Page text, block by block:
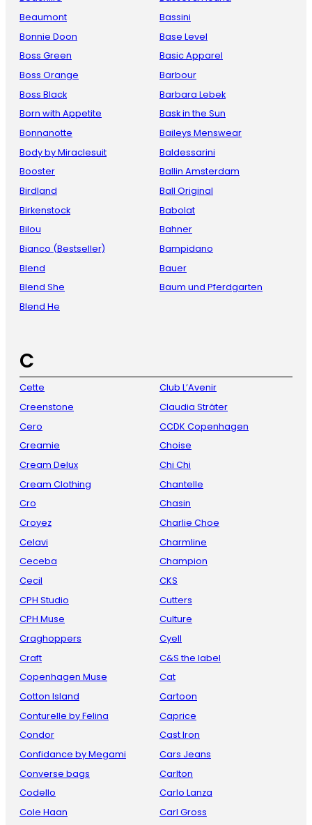
Beaumont
Bonnie Doon
Boss Green
Boss Orange
Boss Black
Born with Appetite
Bonnanotte
Body by Miraclesuit
Booster
Birdland
Birkenstock
Bilou
Bianco (Bestseller)
Blend
Blend She
Blend He
Bassini
Base Level
Basic Apparel
Barbour
Barbara Lebek
Bask in the Sun
Baileys Menswear
Baldessarini
Ballin Amsterdam
Ball Original
Babolat
Bahner
Bampidano
Bauer
Baum und Pferdgarten
C
Cette
Creenstone
Cero
Creamie
Cream Delux
Cream Clothing
Cro
Croyez
Celavi
Ceceba
Cecil
CPH Studio
CPH Muse
Craghoppers
Craft
Copenhagen Muse
Cotton Island
Conturelle by Felina
Condor
Confidance by Megami
Converse bags
Codello
Cole Haan
Club L’Avenir
Claudia Sträter
CCDK Copenhagen
Choise
Chi Chi
Chantelle
Chasin
Charlie Choe
Charmline
Champion
CKS
Cutters
Culture
Cyell
C&S the label
Cat
Cartoon
Caprice
Cast Iron
Cars Jeans
Carlton
Carlo Lanza
Carl Gross